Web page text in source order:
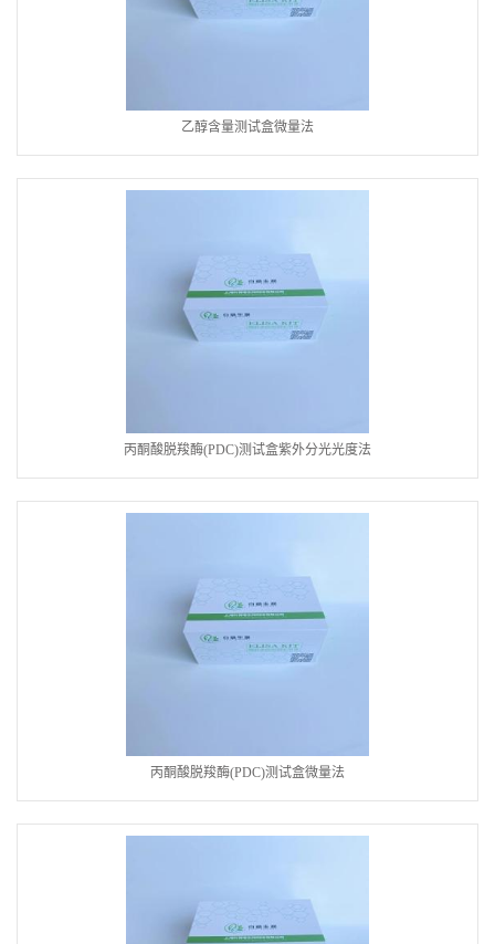
乙醇含量测试盒微量法
丙酮酸脱羧酶(PDC)测试盒紫外分光光度法
丙酮酸脱羧酶(PDC)测试盒微量法